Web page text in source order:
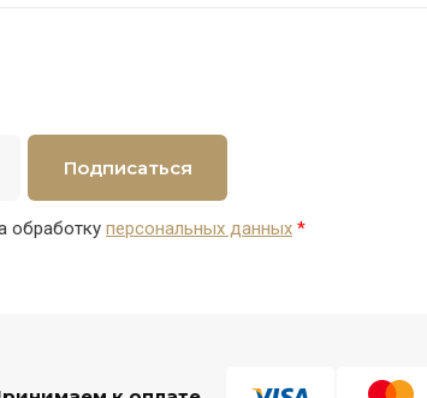
обработку персональных данных *
Подписаться